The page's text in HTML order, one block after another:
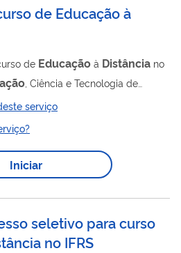
de Educação à
de Educação à Distância no
, Ciência e Tecnologia de
aprovado em processo seletivo,
por meio deste serviço.
serviço
Iniciar
seletivo para curso
no IFRS